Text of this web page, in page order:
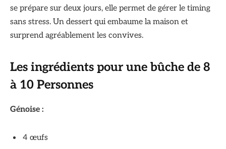
se prépare sur deux jours, elle permet de gérer le timing
sans stress. Un dessert qui embaume la maison et
surprend agréablement les convives.
Les ingrédients pour une bûche de 8
à 10 Personnes
Génoise :
4 œufs